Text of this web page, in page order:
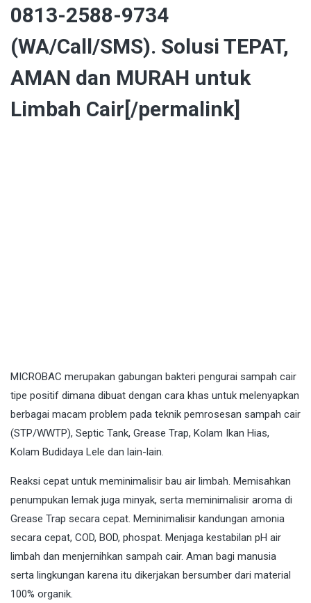
0813-2588-9734
(WA/Call/SMS). Solusi TEPAT,
AMAN dan MURAH untuk
Limbah Cair[/permalink]
MICROBAC merupakan gabungan bakteri pengurai sampah cair
tipe positif dimana dibuat dengan cara khas untuk melenyapkan
berbagai macam problem pada teknik pemrosesan sampah cair
(STP/WWTP), Septic Tank, Grease Trap, Kolam Ikan Hias,
Kolam Budidaya Lele dan lain-lain.
Reaksi cepat untuk meminimalisir bau air limbah. Memisahkan
penumpukan lemak juga minyak, serta meminimalisir aroma di
Grease Trap secara cepat. Meminimalisir kandungan amonia
secara cepat, COD, BOD, phospat. Menjaga kestabilan pH air
limbah dan menjernihkan sampah cair. Aman bagi manusia
serta lingkungan karena itu dikerjakan bersumber dari material
100% organik.